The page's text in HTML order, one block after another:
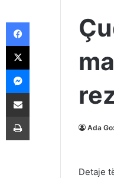
Ada
Detaje